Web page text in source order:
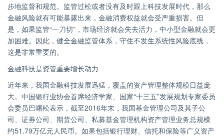
步地监督和规范。监管过松或者没有及时跟上科技发展时代，那么
金融风险就有可能暴露出来，金融消费权益就会受严重损害。但
是，如果监管“一刀切”，市场经济就会失去活力，中小型金融就会更
加困难。因此，健全金融监管体系，守住不发生系统性风险底线，
这是非常重要的。
金融科技是资管重要增长动力
近年来，我国金融科技发展迅猛，覆盖的资产管理整体规模日益庞
大。中国银行业协会首席经济学家、国家“十三五”发展规划专家委员
会委员巴曙松表示，截至2016年末，我国基金管理公司及其子公
司、证券公司、期货公司、私募基金管理机构资产管理业务总规模
约51.79万亿元人民币。如果包括银行理财、信托和保险等广义资产